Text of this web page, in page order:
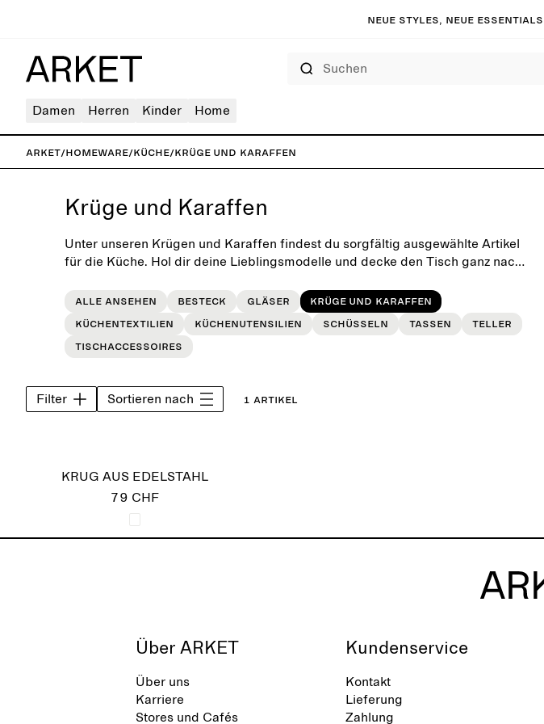
Neue Styles, neue Essentials |
Damen Herren Kinder Home
ARKET/Homeware/Küche/Krüge und Karaffen
Krüge und Karaffen
Unter unseren Krügen und Karaffen findest du sorgfältig ausgewählte Artikel
für die Küche. Hol dir deine Lieblingsmodelle und decke den Tisch ganz nach
Alle ansehen
Besteck Gläser
Krüge und Karaffen
Küchentextilien
Küchenutensilien Schüsseln Tassen
Teller
Tischaccessoires
Filter Sortieren nach 1 Artikel
KRUG AUS EDELSTAHL
79 CHF
Über ARKET
Über uns
Karriere
Stores und Cafés
Kundenservice
Kontakt
Lieferung
Zahlung